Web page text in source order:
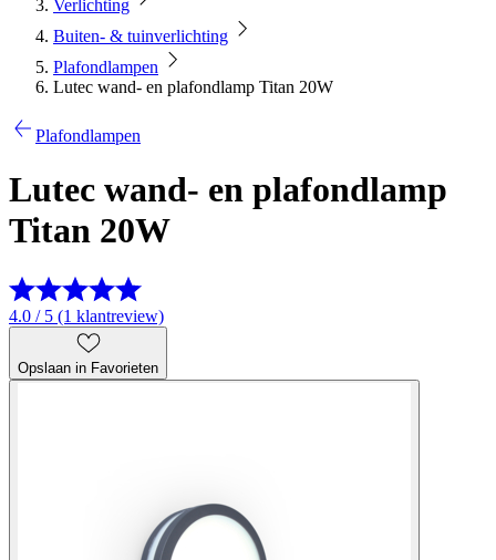
Verlichting
Buiten- & tuinverlichting
Plafondlampen
Lutec wand- en plafondlamp Titan 20W
Plafondlampen
Lutec wand- en plafondlamp
Titan 20W
4.0 / 5 (1 klantreview)
Opslaan in Favorieten